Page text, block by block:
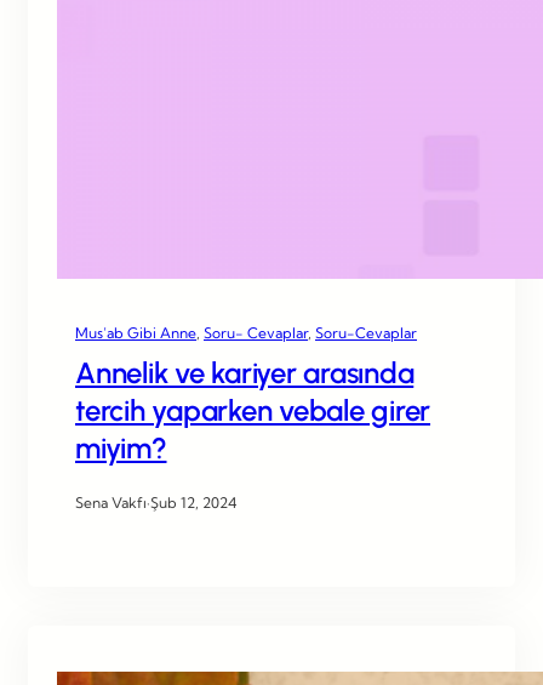
Mus’ab Gibi Anne Soru- Cevaplar, Soru-Cevaplar
Annelik ve kariyer arasında
tercih yaparken vebale girer
miyim?
Sena Vakfı·Şub 12, 2024